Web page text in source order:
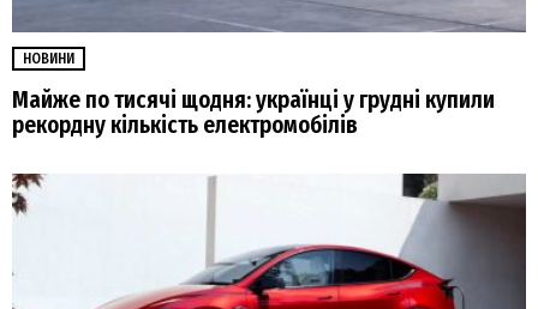
НОВИНИ
Майже по тисячі щодня: українці у грудні купили
рекордну кількість електромобілів